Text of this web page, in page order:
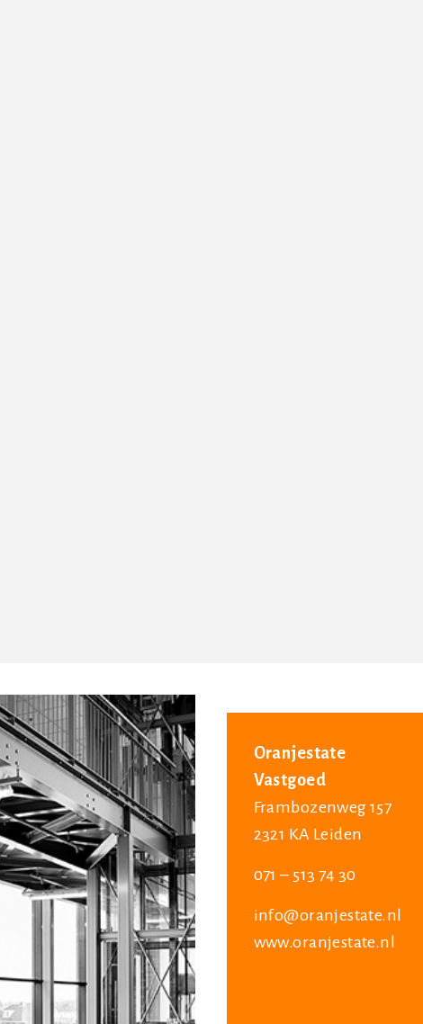
Oranjestate
Vastgoed
Frambozenweg 157
2321 KA Leiden
071 – 513 74 30
info@oranjestate.nl
www.oranjestate.nl